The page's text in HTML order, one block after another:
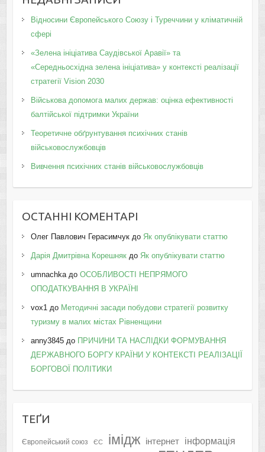
Відносини Європейського Союзу і Туреччини у кліматичній
сфері
«Зелена ініціатива Саудівської Аравії» та
«Середньосхідна зелена ініціатива» у контексті реалізації
стратегії Vision 2030
Військова допомога малих держав: оцінка ефективності
балтійської підтримки України
Теоретичне обґрунтування психічних станів
військовослужбовців
Вивчення психічних станів військовослужбовців
ОСТАННІ КОМЕНТАРІ
Олег Павлович Герасимчукдо Як опублікувати статтю
Дарія Дмитрівна Корешнякдо Як опублікувати статтю
umnachkaдо ОСОБЛИВОСТІ НЕПРЯМОГО
ОПОДАТКУВАННЯ В УКРАЇНІ
vox1 до Методичні засади побудови стратегії розвитку
туризму в малих містах Рівненщини
anny3845до ПРИЧИНИ ТА НАСЛІДКИ ФОРМУВАННЯ
ДЕРЖАВНОГО БОРГУ КРАЇНИ У КОНТЕКСТІ РЕАЛІЗАЦІЇ
БОРГОВОЇ ПОЛІТИКИ
ТЕҐИ
Європейський союз ЄС імідж інтернет інформація